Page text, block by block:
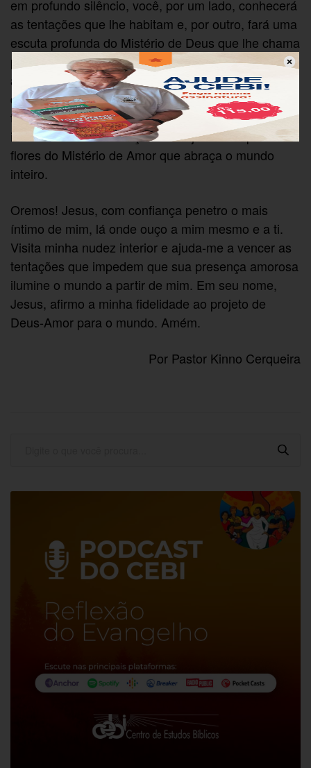
em profundo silêncio, você, por um lado, conhecerá
as tentações que lhe habitam e, por outro, fará uma
escuta profunda do Mistério de Deus que lhe chama
para amar. Seu compromisso e engajamento com a
amorização do um mundo requer, antes de tudo,
que você se pergunte a cada amanhecer se as
tentações do egoísmo e do poder habitam o seu
interior ou se seu coração está ajardinado pelas
flores do Mistério de Amor que abraça o mundo
inteiro.
Oremos! Jesus, com confiança penetro o mais
íntimo de mim, lá onde ouço a mim mesmo e a ti.
Visita minha nudez interior e ajuda-me a vencer as
tentações que impedem que sua presença amorosa
ilumine o mundo a partir de mim. Em seu nome,
Jesus, afirmo a minha fidelidade ao projeto de
Deus-Amor para o mundo. Amém.
Por Pastor Kinno Cerqueira